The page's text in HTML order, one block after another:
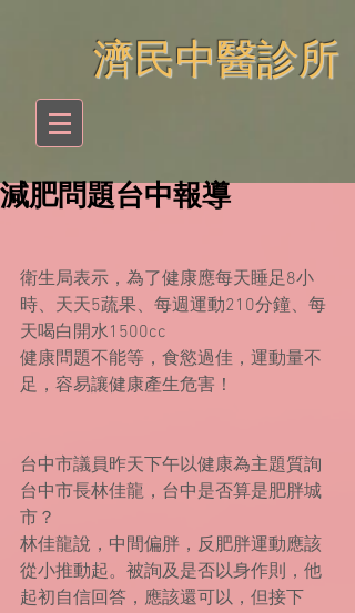
​濟民中醫診所
減肥問題台中報導
衛生局表示，為了健康應每天睡足8小
時、天天5蔬果、每週運動210分鐘、每
天喝白開水1500cc
健康問題不能等，食慾過佳，運動量不
足，容易讓健康產生危害！
台中市議員昨天下午以健康為主題質詢
台中市長林佳龍，台中是否算是肥胖城
市？
林佳龍說，中間偏胖，反肥胖運動應該
從小推動起。被詢及是否以身作則，他
起初自信回答，應該還可以，但接下